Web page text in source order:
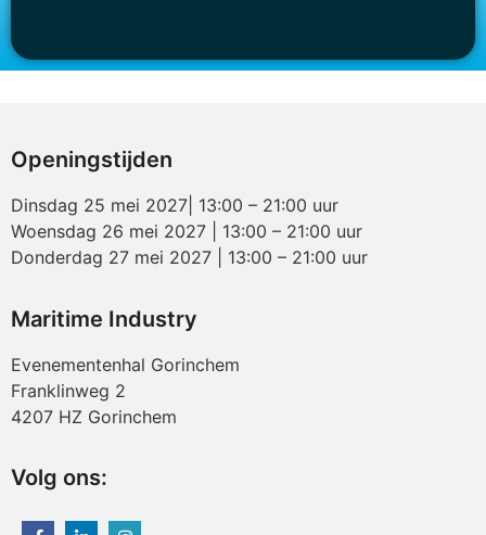
Openingstijden
Dinsdag 25 mei 2027| 13:00 – 21:00 uur
Woensdag 26 mei 2027 | 13:00 – 21:00 uur
Donderdag 27 mei 2027 | 13:00 – 21:00 uur
Maritime Industry
Evenementenhal Gorinchem
Franklinweg 2
4207 HZ Gorinchem
Volg ons: